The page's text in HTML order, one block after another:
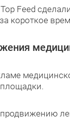
Feed
короткое
площадки.